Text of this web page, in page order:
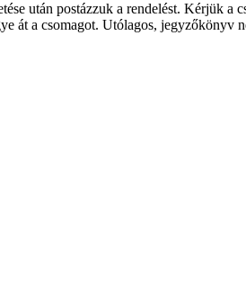
után postázzuk a rendelést. Kérjük a
át a csomagot. Utólagos,